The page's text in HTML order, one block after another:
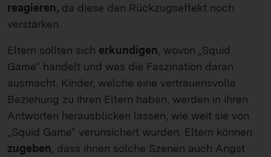
reagieren, da diese den Rückzugseffekt noch
verstärken.
Eltern sollten sich erkundigen , wovon „Squid
Game“ handelt und was die Faszination daran
ausmacht. Kinder, welche eine vertrauensvolle
Beziehung zu ihren Eltern haben, werden in ihren
Antworten herausblicken lassen, wie weit sie von
„Squid Game“ verunsichert wurden. Eltern können
zugeben , dass ihnen solche Szenen auch Angst